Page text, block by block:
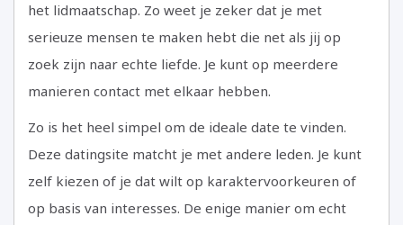
het lidmaatschap. Zo weet je zeker dat je met
serieuze mensen te maken hebt die net als jij op
zoek zijn naar echte liefde. Je kunt op meerdere
manieren contact met elkaar hebben.
Zo is het heel simpel om de ideale date te vinden.
Deze datingsite matcht je met andere leden. Je kunt
zelf kiezen of je dat wilt op karaktervoorkeuren of
op basis van interesses. De enige manier om echt